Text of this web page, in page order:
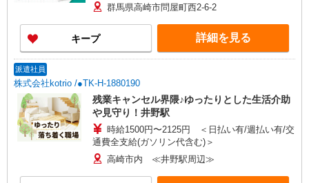
群馬県高崎市問屋町西2-6-2
キープ 詳細を見る
派遣社員
株式会社kotrio /●TK-H-1880190
残業キャンセル界隈♪ゆったりとした生活介助
や見守り！井野駅
時給1500円〜2125円 ＜日払い有/週払い有/交
通費全支給(ガソリン代含む)＞
高崎市内 ≪井野駅周辺≫